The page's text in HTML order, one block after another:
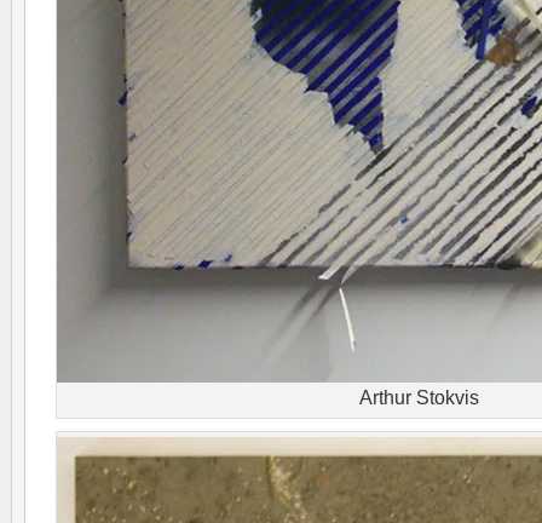
Arthur Stokvis